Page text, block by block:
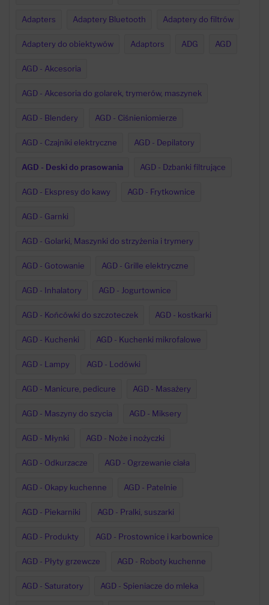
Adapters Adaptery Bluetooth Adaptery do filtrów
Adaptery do obiektywów Adaptors ADG AGD
AGD - Akcesoria
AGD - Akcesoria do golarek, trymerów, maszynek
AGD - Blendery AGD - Ciśnieniomierze
AGD - Czajniki elektryczne AGD - Depilatory
AGD - Deski do prasowania AGD - Dzbanki filtrujące
AGD - Ekspresy do kawy AGD - Frytkownice
AGD - Garnki
AGD - Golarki, Maszynki do strzyżenia i trymery
AGD - Gotowanie AGD - Grille elektryczne
AGD - Inhalatory AGD - Jogurtownice
AGD - Końcówki do szczoteczek AGD - kostkarki
AGD - Kuchenki AGD - Kuchenki mikrofalowe
AGD - Lampy AGD - Lodówki
AGD - Manicure, pedicure AGD - Masażery
AGD - Maszyny do szycia AGD - Miksery
AGD - Młynki AGD - Noże i nożyczki
AGD - Odkurzacze AGD - Ogrzewanie ciała
AGD - Okapy kuchenne AGD - Patelnie
AGD - Piekarniki AGD - Pralki, suszarki
AGD - Produkty AGD - Prostownice i karbownice
AGD - Płyty grzewcze AGD - Roboty kuchenne
AGD - Saturatory AGD - Spieniacze do mleka